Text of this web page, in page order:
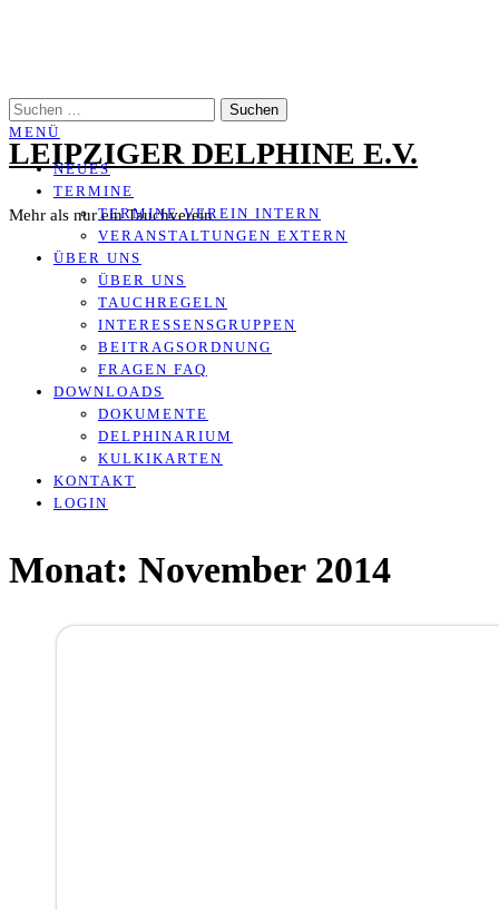
LEIPZIGER DELPHINE E.V.
Mehr als nur ein Tauchverein
SUCHEN
NACH:
MENÜ
NEUES
TERMINE
TERMINE VEREIN INTERN
VERANSTALTUNGEN EXTERN
ÜBER UNS
ÜBER UNS
TAUCHREGELN
INTERESSENSGRUPPEN
BEITRAGSORDNUNG
FRAGEN FAQ
DOWNLOADS
DOKUMENTE
DELPHINARIUM
KULKIKARTEN
KONTAKT
LOGIN
Monat: November 2014